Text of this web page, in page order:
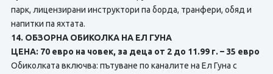
парк, лицензирани инструктори па борда, транфери, обяд и
напитки па яхтата.
14. ОБЗОРНА ОБИКОЛКА НА ЕЛ ГУНА
ЦЕНА: 70 евро на човек, за деца от 2 до 11.99 г. – 35 евро
Обиколката включва: пътуване по каналите на Ел Гуна с